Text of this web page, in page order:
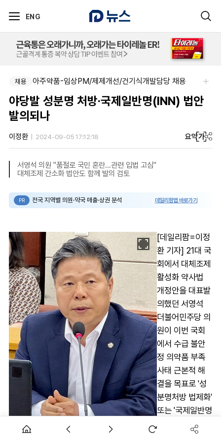
ENG
채용 아주약품-임상PM/제제개선/건기식개발담당 채용
채용 신신제약-세종공장 품질관리약사(사원~과장)
야당발 성분명 처방·국제일반명(INN) 법안
발의되나
이정환 2024-09-05 17:12:18 요약가
서영석 의원 "품절로 국민 혼란...관련 입법 고심"
대체조제 간소화 법안도 함께 발의 검토
PR 전국 지역별 의원·약국 매출·상권 분석 데일리팜맵 바로가기
[데일리팜=이정
환 기자] 21대 국
회에서 대체조제
활성화 약사법
개정안을 대표발
의했던 서영석
더불어민주당 의
원이 이번 국회
에서 수급 불안
정 의약품 부족
사태 근본적 해
결을 목표로 '성
분명처방 법제화'
또는 '국제일반명
(INN) 법제화'를
고심중이다.